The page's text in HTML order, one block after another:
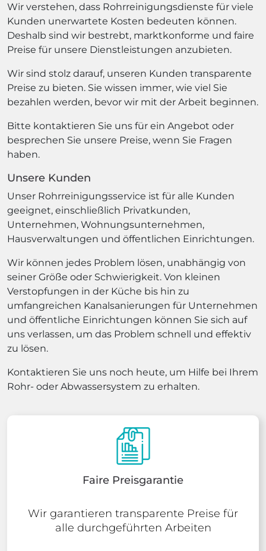
Wir verstehen, dass Rohrreinigungsdienste für viele
Kunden unerwartete Kosten bedeuten können.
Deshalb sind wir bestrebt, marktkonforme und faire
Preise für unsere Dienstleistungen anzubieten.
Wir sind stolz darauf, unseren Kunden transparente
Preise zu bieten. Sie wissen immer, wie viel Sie
bezahlen werden, bevor wir mit der Arbeit beginnen.
Bitte kontaktieren Sie uns für ein Angebot oder
besprechen Sie unsere Preise, wenn Sie Fragen
haben.
Unsere Kunden
Unser Rohrreinigungsservice ist für alle Kunden
geeignet, einschließlich Privatkunden,
Unternehmen, Wohnungsunternehmen,
Hausverwaltungen und öffentlichen Einrichtungen.
Wir können jedes Problem lösen, unabhängig von
seiner Größe oder Schwierigkeit. Von kleinen
Verstopfungen in der Küche bis hin zu
umfangreichen Kanalsanierungen für Unternehmen
und öffentliche Einrichtungen können Sie sich auf
uns verlassen, um das Problem schnell und effektiv
zu lösen.
Kontaktieren Sie uns noch heute, um Hilfe bei Ihrem
Rohr- oder Abwassersystem zu erhalten.
Faire Preisgarantie
Wir garantieren transparente Preise für
alle durchgeführten Arbeiten